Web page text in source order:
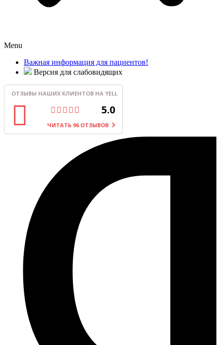
Menu
Важная информация для пациентов!
Версия для слабовидящих
ОТЗЫВЫ НАШИХ КЛИЕНТОВ НА YELL
5.0
ЧИТАТЬ 96 ОТЗЫВОВ